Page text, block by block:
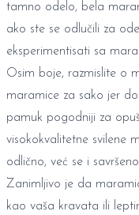
tamno odelo, bela
ako ste se odlučili za
eksperimentisati sa
Osim boje, razmislite o
maramice za sako jer
pamuk pogodniji za
visokokvalitetne svilene
odlično, već se i
Zanimljivo je da
kao vaša kravata ili